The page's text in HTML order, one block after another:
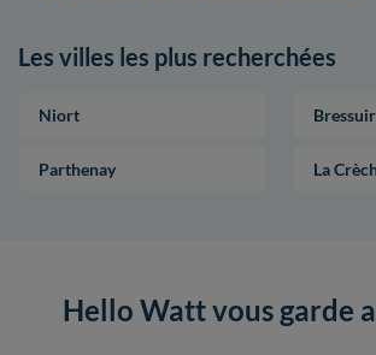
Les villes les plus recherchées
Niort
Parthenay La
Hello Watt vous garde